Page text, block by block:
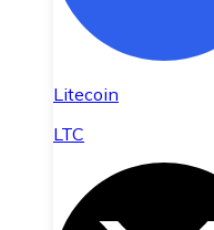
Litecoin
LTC